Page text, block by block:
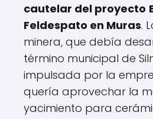
cautelar del proyecto
Feldespato en Muras.
minera, que debía
término municipal de
impulsada por la
quería aprovechar la
yacimiento para